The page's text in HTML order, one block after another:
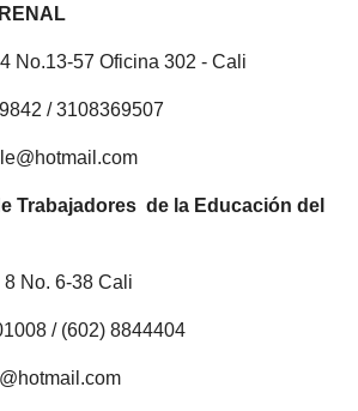
No.13-57 Oficina 302 - Cali
/ 3108369507
Trabajadores de la Educación del
No. 6-38 Cali
/ (602) 8844404